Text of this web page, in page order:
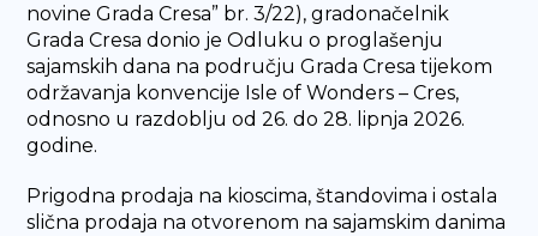
novine Grada Cresa” br. 3/22), gradonačelnik
Grada Cresa donio je Odluku o proglašenju
sajamskih dana na području Grada Cresa tijekom
održavanja konvencije Isle of Wonders – Cres,
odnosno u razdoblju od 26. do 28. lipnja 2026.
godine.
Prigodna prodaja na kioscima, štandovima i ostala
slična prodaja na otvorenom na sajamskim danima